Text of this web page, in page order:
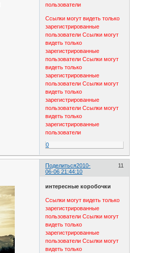
пользователи
Ссылки могут видеть только
зарегистрированные
пользователи Ссылки могут
видеть только
зарегистрированные
пользователи Ссылки могут
видеть только
зарегистрированные
пользователи Ссылки могут
видеть только
зарегистрированные
пользователи Ссылки могут
видеть только
зарегистрированные
пользователи
0
Поделиться 11
2010-
06-06 21:44:10
интересные коробочки
Ссылки могут видеть только
зарегистрированные
пользователи Ссылки могут
видеть только
зарегистрированные
пользователи Ссылки могут
видеть только